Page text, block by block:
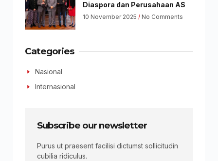
Diaspora dan Perusahaan AS
10 November 2025 No Comments
Categories
Nasional
Internasional
Subscribe our newsletter
Purus ut praesent facilisi dictumst sollicitudin
cubilia ridiculus.